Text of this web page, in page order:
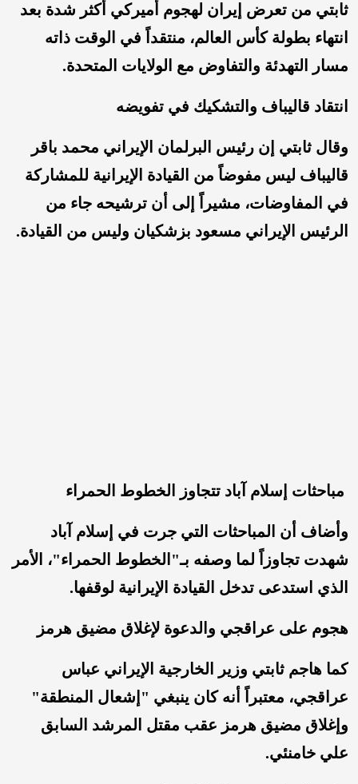
ثابتي من تعرض إيران لهجوم أميركي أكثر شدة بعد
انتهاء بطولة كأس العالم، منتقداً في الوقت ذاته
مسار التهدئة والتفاوض مع الولايات المتحدة.
انتقاد قاليباف والتشكيك في تفويضه
وقال ثابتي إن رئيس البرلمان الإيراني محمد باقر
قاليباف ليس مفوضاً من القيادة الإيرانية للمشاركة
في المفاوضات، مشيراً إلى أن ترشيحه جاء من
الرئيس الإيراني مسعود بزشكيان وليس من القيادة.
مباحثات إسلام آباد تتجاوز الخطوط الحمراء
وأضاف أن المباحثات التي جرت في إسلام آباد
شهدت تجاوزاً لما وصفه بـ"الخطوط الحمراء"، الأمر
الذي استدعى تدخل القيادة الإيرانية لوقفها.
هجوم على عراقجي والدعوة لإغلاق مضيق هرمز
كما هاجم ثابتي وزير الخارجية الإيراني عباس
عراقجي، معتبراً أنه كان ينبغي "إشعال المنطقة"
وإغلاق مضيق هرمز عقب مقتل المرشد السابق
علي خامنئي.